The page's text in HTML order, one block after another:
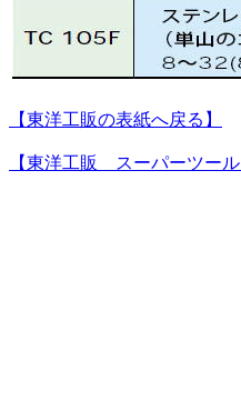
【東洋工販の表紙へ戻る】
【東洋工販 スーパーツー